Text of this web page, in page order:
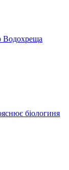
Водохреща
біологиня